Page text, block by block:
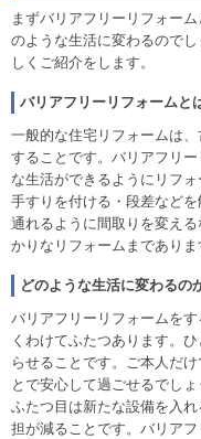
まずバリアフリーリフォー
のような生活に変わるので
しくご紹介をします。
バリアフリーリフォームと
一般的な住宅リフォームは
することです。バリアフリ
な生活ができるようにリフォ
手すりを付ける・段差など
通れるように間取りを変え
かりなリフォームまでありま
どのような生活に変わるの
バリアフリーリフォームを
くわけてふたつあります。
らせることです。ご本人だ
とで安心して過ごせるでしょ
ふたつ目は新たな設備を入
担が減ることです。バリア